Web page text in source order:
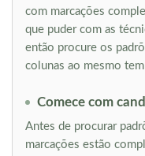
com marcações
que puder com as
então procure os
colunas ao mesmo
Comece com
Antes de procurar
marcações estão